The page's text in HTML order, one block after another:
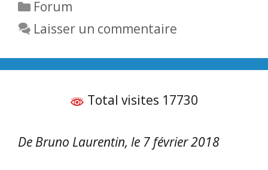
Catégories
Forum
Laisser un commentaire
Total visites 17730
De Bruno Laurentin, le 7 février 2018